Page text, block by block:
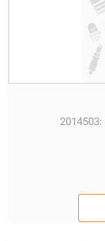
2014503: